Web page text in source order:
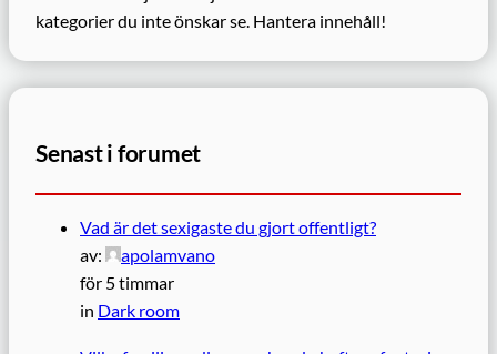
kategorier du inte önskar se. Hantera innehåll!
Senast i forumet
Vad är det sexigaste du gjort offentligt?
av:
apolamvano
för 5 timmar
in Dark room